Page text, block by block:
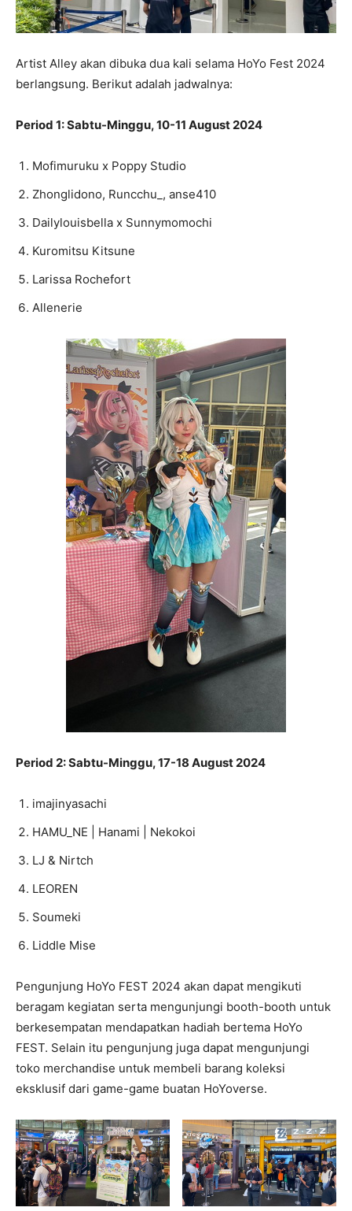
Artist Alley akan dibuka dua kali selama HoYo Fest 2024
berlangsung. Berikut adalah jadwalnya:
Period 1: Sabtu-Minggu, 10-11 August 2024
Mofimuruku x Poppy Studio
Zhonglidono, Runcchu_, anse410
Dailylouisbella x Sunnymomochi
Kuromitsu Kitsune
Larissa Rochefort
Allenerie
Period 2: Sabtu-Minggu, 17-18 August 2024
imajinyasachi
HAMU_NE | Hanami | Nekokoi
LJ & Nirtch
LEOREN
Soumeki
Liddle Mise
Pengunjung HoYo FEST 2024 akan dapat mengikuti
beragam kegiatan serta mengunjungi booth-booth untuk
berkesempatan mendapatkan hadiah bertema HoYo
FEST. Selain itu pengunjung juga dapat mengunjungi
toko merchandise untuk membeli barang koleksi
eksklusif dari game-game buatan HoYoverse.